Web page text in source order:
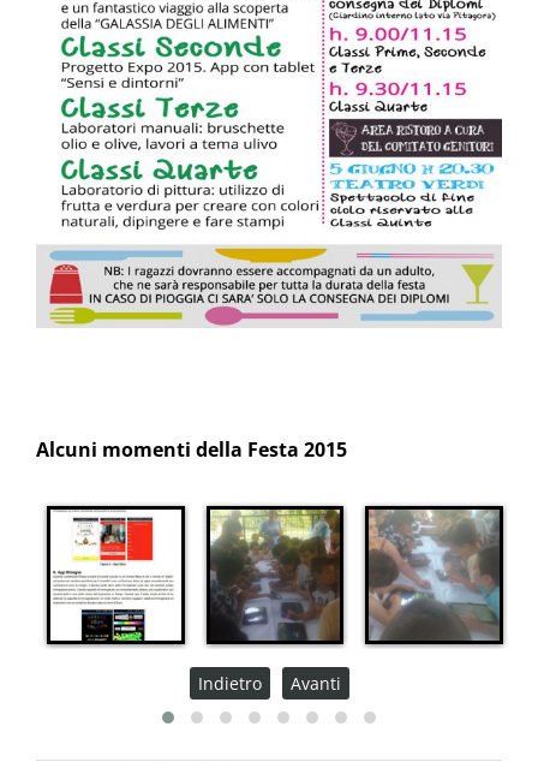
Alcuni momenti della Festa 2015
Indietro Avanti